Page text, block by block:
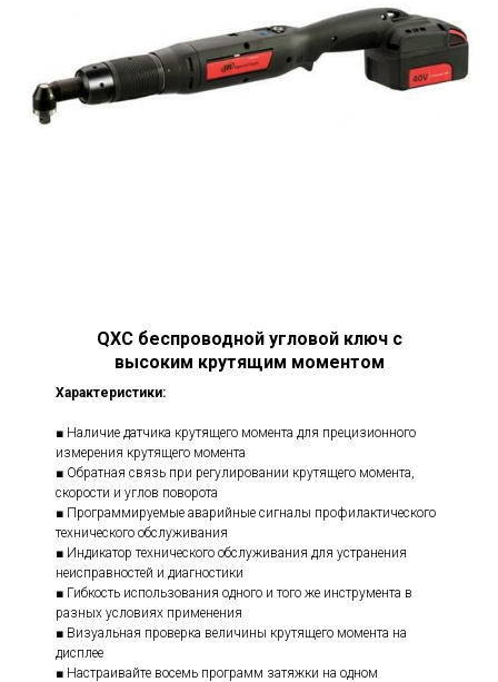
QXC беспроводной угловой ключ с
высоким крутящим моментом
Характеристики:
■ Наличие датчика крутящего момента для прецизионного
измерения крутящего момента
■ Обратная связь при регулировании крутящего момента,
скорости и углов поворота
■ Программируемые аварийные сигналы профилактического
технического обслуживания
■ Индикатор технического обслуживания для устранения
неисправностей и диагностики
■ Гибкость использования одного и того же инструмента в
разных условиях применения
■ Визуальная проверка величины крутящего момента на
дисплее
■ Настраивайте восемь программ затяжки на одном